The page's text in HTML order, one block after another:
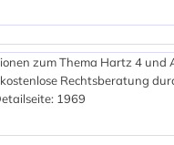
zum Thema Hartz 4 und
Rechtsberatung
1969